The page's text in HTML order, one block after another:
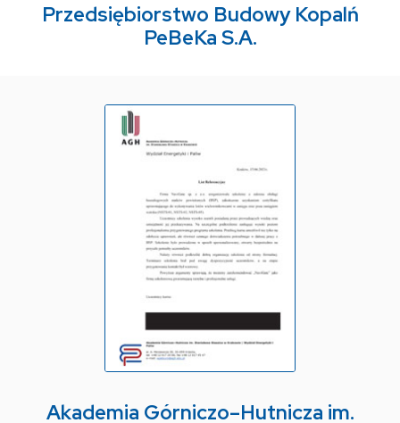
Przedsiębiorstwo Budowy Kopalń
PeBeKa S.A.
Akademia Górniczo–Hutnicza im.